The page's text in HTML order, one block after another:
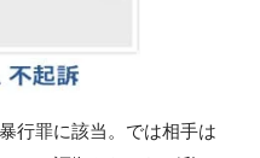
行罪に該当。では相手は